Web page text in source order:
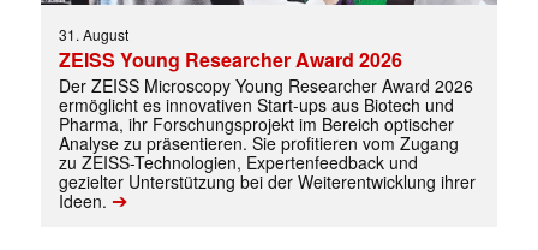
Mit dem |transkript-Newsletter
31. August
ZEISS Young Researcher Award 2026
Der ZEISS Microscopy Young Researcher Award 2026
ermöglicht es innovativen Start-ups aus Biotech und
Pharma, ihr Forschungsprojekt im Bereich optischer
Analyse zu präsentieren. Sie profitieren vom Zugang
zu ZEISS-Technologien, Expertenfeedback und
gezielter Unterstützung bei der Weiterentwicklung ihrer
Ideen. ➔